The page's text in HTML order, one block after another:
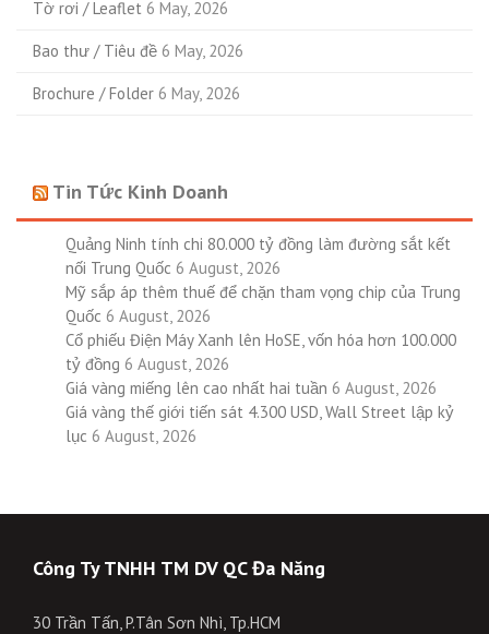
Tờ rơi / Leaflet 6 May, 2026
Bao thư / Tiêu đề 6 May, 2026
Brochure / Folder 6 May, 2026
Tin Tức Kinh Doanh
Quảng Ninh tính chi 80.000 tỷ đồng làm đường sắt kết
nối Trung Quốc 6 August, 2026
Mỹ sắp áp thêm thuế để chặn tham vọng chip của Trung
Quốc 6 August, 2026
Cổ phiếu Điện Máy Xanh lên HoSE, vốn hóa hơn 100.000
tỷ đồng 6 August, 2026
Giá vàng miếng lên cao nhất hai tuần 6 August, 2026
Giá vàng thế giới tiến sát 4.300 USD, Wall Street lập kỷ
lục 6 August, 2026
Công Ty TNHH TM DV QC Đa Năng
30 Trần Tấn, P.Tân Sơn Nhì, Tp.HCM